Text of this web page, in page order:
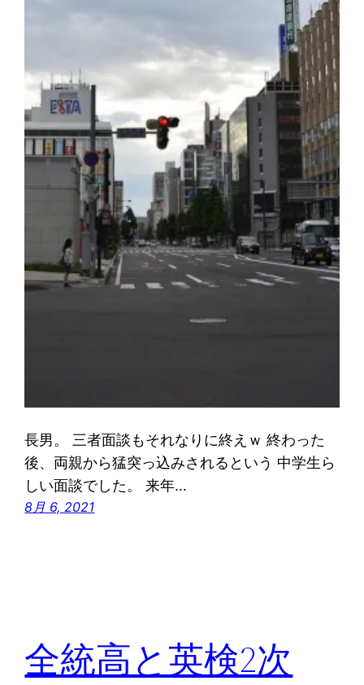
長男。 三者面談もそれなりに終えｗ 終わった
後、両親から猛突っ込みされるという 中学生ら
しい面談でした。 来年…
8月 6, 2021
全統高と英検2次